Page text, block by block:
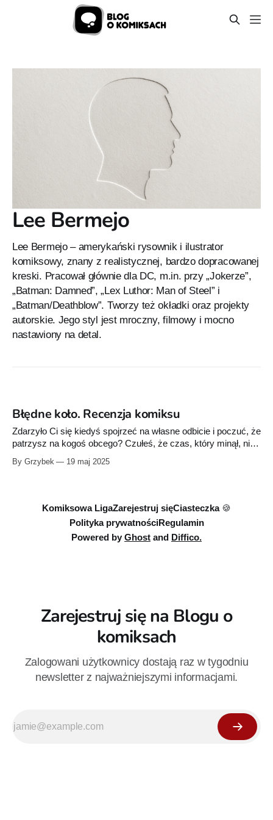
Lee Bermejo
Lee Bermejo – amerykański rysownik i ilustrator
komiksowy, znany z realistycznej, bardzo dopracowanej
kreski. Pracował głównie dla DC, m.in. przy „Jokerze”,
„Batman: Damned”, „Lex Luthor: Man of Steel” i
„Batman/Deathblow”. Tworzy też okładki oraz projekty
autorskie. Jego styl jest mroczny, filmowy i mocno
nastawiony na detal.
Błędne koło. Recenzja komiksu
Zdarzyło Ci się kiedyś spojrzeć na własne odbicie i poczuć, że
patrzysz na kogoś obcego? Czułeś, że czas, który minął, nie
zostawił śladów na Twojej twarzy, ale rozerwał coś pod
powierzchnią skóry? Otwórz „Błędne koło", a Twoje poczucie
By Grzybek 19 maj 2025
Komiksowa LigaZarejestruj sięCiasteczka 🍪
Polityka prywatnościRegulamin
Powered by Ghost and Diffico.
Zarejestruj się na Blogu o
komiksach
Zalogowani użytkownicy dostają raz w tygodniu
newsletter z najważniejszymi informacjami.